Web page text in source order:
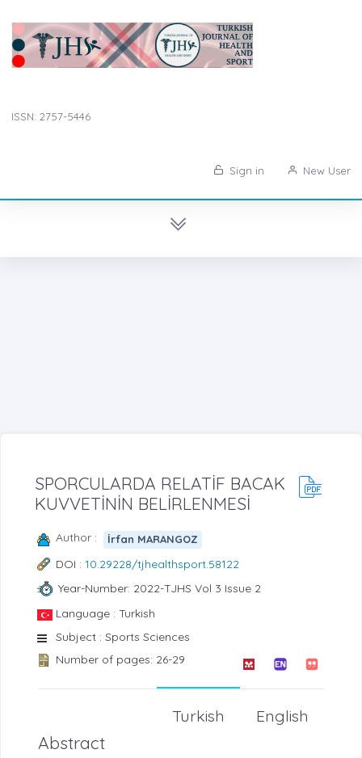
ISSN: 2757-5446
Sign in New User
SPORCULARDA RELATİF BACAK
KUVVETİNİN BELİRLENMESİ
Author : İrfan MARANGOZ
DOI : 10.29228/tjhealthsport.58122
Year-Number: 2022-TJHS Vol 3 Issue 2
Language : Turkish
Subject : Sports Sciences
Number of pages: 26-29
English
Turkish
Abstract